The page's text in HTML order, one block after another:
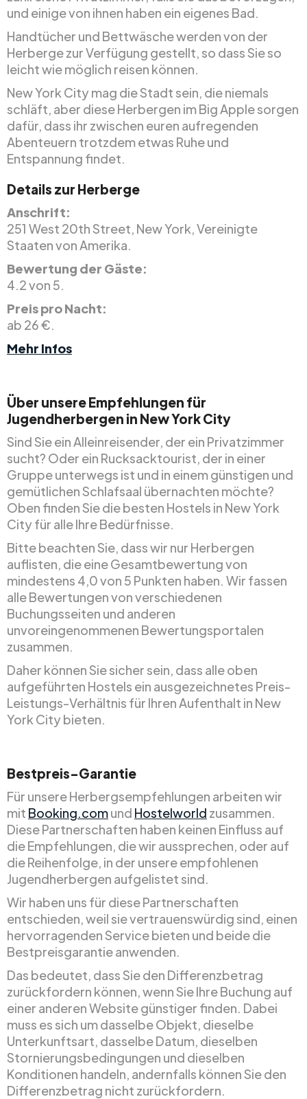
und einige von ihnen haben ein eigenes Bad.
Handtücher und Bettwäsche werden von der
Herberge zur Verfügung gestellt, so dass Sie so
leicht wie möglich reisen können.
New York City mag die Stadt sein, die niemals
schläft, aber diese Herbergen im Big Apple sorgen
dafür, dass ihr zwischen euren aufregenden
Abenteuern trotzdem etwas Ruhe und
Entspannung findet.
Details zur Herberge
Anschrift:
251 West 20th Street, New York, Vereinigte
Staaten von Amerika.
Bewertung der Gäste:
4.2 von 5.
Preis pro Nacht:
ab 26 €.
Mehr Infos
Über unsere Empfehlungen für
Jugendherbergen in New York City
Sind Sie ein Alleinreisender, der ein Privatzimmer
sucht? Oder ein Rucksacktourist, der in einer
Gruppe unterwegs ist und in einem günstigen und
gemütlichen Schlafsaal übernachten möchte?
Oben finden Sie die besten Hostels in New York
City für alle Ihre Bedürfnisse.
Bitte beachten Sie, dass wir nur Herbergen
auflisten, die eine Gesamtbewertung von
mindestens 4,0 von 5 Punkten haben. Wir fassen
alle Bewertungen von verschiedenen
Buchungsseiten und anderen
unvoreingenommenen Bewertungsportalen
zusammen.
Daher können Sie sicher sein, dass alle oben
aufgeführten Hostels ein ausgezeichnetes Preis-
Leistungs-Verhältnis für Ihren Aufenthalt in New
York City bieten.
Bestpreis-Garantie
Für unsere Herbergsempfehlungen arbeiten wir
mit Booking.comund Hostelworld zusammen.
Diese Partnerschaften haben keinen Einfluss auf
die Empfehlungen, die wir aussprechen, oder auf
die Reihenfolge, in der unsere empfohlenen
Jugendherbergen aufgelistet sind.
Wir haben uns für diese Partnerschaften
entschieden, weil sie vertrauenswürdig sind, einen
hervorragenden Service bieten und beide die
Bestpreisgarantie anwenden.
Das bedeutet, dass Sie den Differenzbetrag
zurückfordern können, wenn Sie Ihre Buchung auf
einer anderen Website günstiger finden. Dabei
muss es sich um dasselbe Objekt, dieselbe
Unterkunftsart, dasselbe Datum, dieselben
Stornierungsbedingungen und dieselben
Konditionen handeln, andernfalls können Sie den
Differenzbetrag nicht zurückfordern.